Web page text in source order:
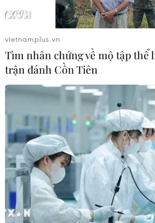
Áp thấp nhiệt đới đã suy yếu thành
một vùng áp thấp
08/08/2026 14:19
Thứ trưởng Phan Thị Thắng thăm,
động viên lực lượng tìm kiếm hài cốt
liệt sĩ tại Công viên Lê Thị Riêng
08/08/2026 14:12
Quy định chức năng, nhiệm vụ,
quyền hạn và cơ cấu tổ chức của Bộ
tế
08/08/2026 14:03
vietnamplus.vn
Tìm nhân chứng về mộ tập thể
trận đánh Cồn Tiên